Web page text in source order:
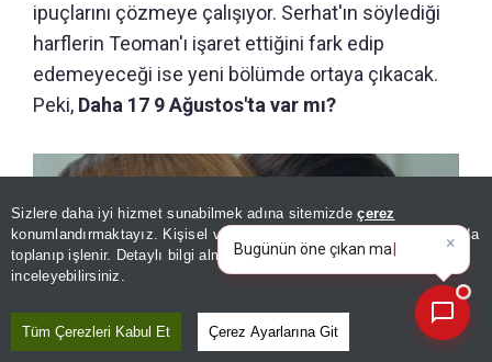
Sizlere daha iyi hizmet sunabilmek adına sitemizdeçerez
konumlandırmaktayız. Kişisel verileriniz, KVKK ve GDPR kapsamında
toplanıp işlenir. Detaylı bilgi almak içinAydınlatma Metnimizi
inceleyebilirsiniz.
Tüm Çerezleri Kabul Et Çerez Ayarlarına Git
ipuçlarını çözmeye çalışıyor. Serhat'ın söylediği
harflerin Teoman'ı işaret ettiğini fark edip
edemeyeceği ise yeni bölümde ortaya çıkacak.
Peki, Daha 17 9 Ağustos'ta var mı?
×
Bugünün öne çıkan manşetleri
ve gelişmeleri neler?